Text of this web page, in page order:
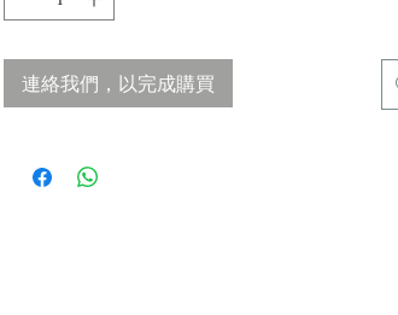
連絡我們，以完成購買